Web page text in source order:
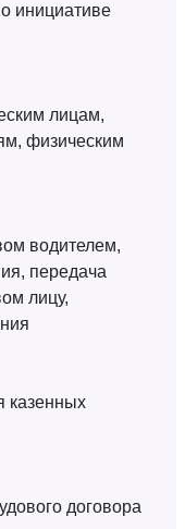
инициативе
лицам,
физическим
водителем,
передача
лицу,
казенных
договора